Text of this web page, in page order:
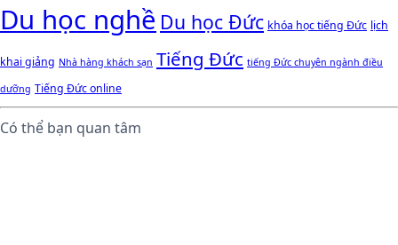
Du học nghề Du học Đức khóa học tiếng Đức lịch
khai giảng Nhà hàng khách sạn Tiếng Đức tiếng Đức chuyên ngành điều
dưỡng Tiếng Đức online
Có thể bạn quan tâm